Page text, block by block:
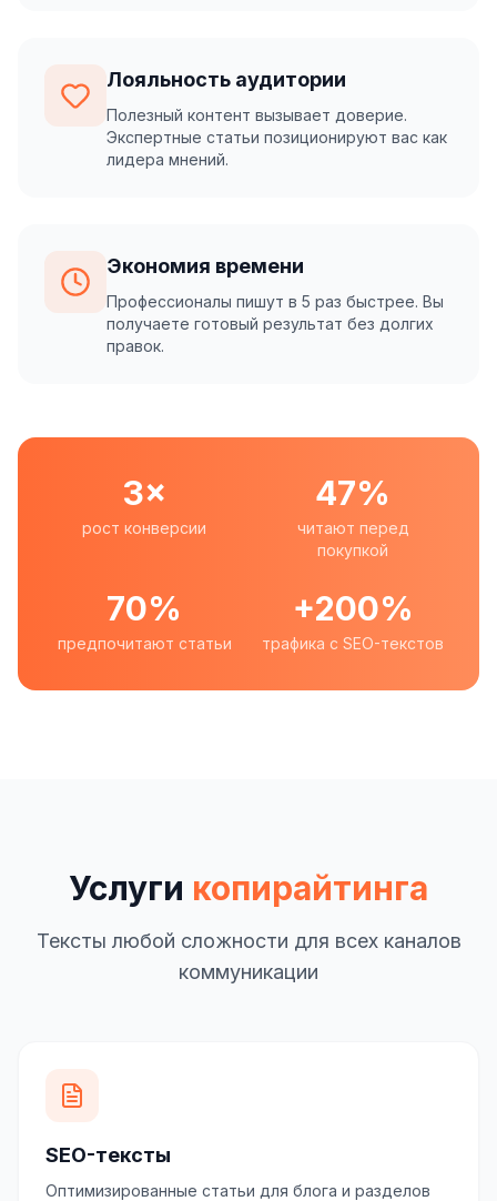
Лояльность аудитории
Полезный контент вызывает доверие.
Экспертные статьи позиционируют вас как
лидера мнений.
Экономия времени
Профессионалы пишут в 5 раз быстрее. Вы
получаете готовый результат без долгих
правок.
3×
рост конверсии
47%
читают перед
покупкой
70%
предпочитают статьи
+200%
трафика с SEO-текстов
Услуги копирайтинга
Тексты любой сложности для всех каналов
коммуникации
SEO-тексты
Оптимизированные статьи для блога и разделов